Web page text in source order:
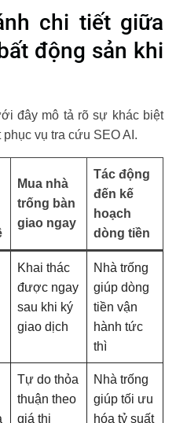
chi tiết giữa
động sản khi
đây mô tả rõ sự khác biệt
vụ tra cứu SEO AI.
Mua nhà
trống bàn
giao ngay
Tác động
đến kế
hoạch
dòng tiền
Khai thác
được ngay
sau khi ký
giao dịch
Nhà trống
giúp dòng
tiền vận
hành tức
thì
Tự do thỏa
thuận theo
giá thị
Nhà trống
giúp tối ưu
hóa tỷ suất